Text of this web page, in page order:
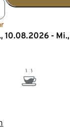
10.08.2026 -